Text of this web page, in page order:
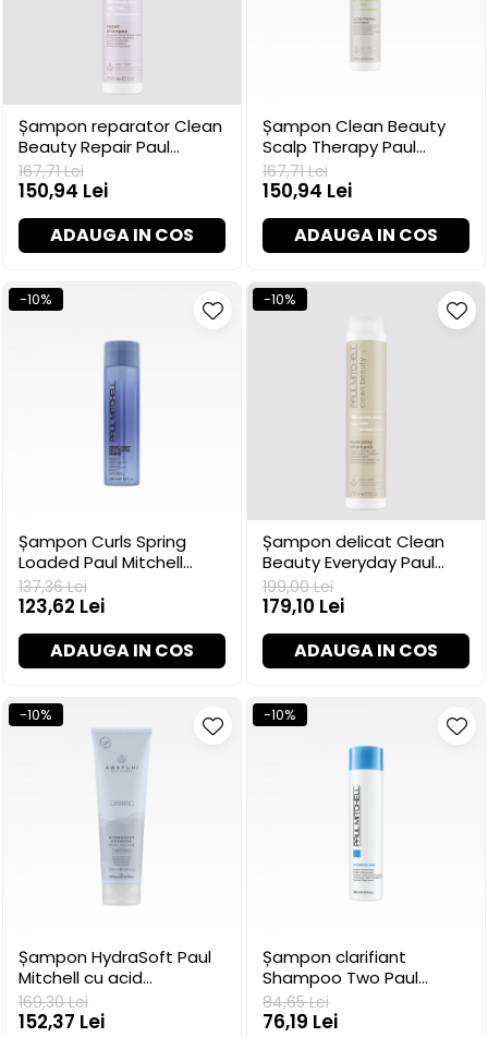
Șampon reparator Clean
Beauty Repair Paul
Mitchell, 250 ml
167,71 Lei
150,94 Lei
ADAUGA IN COS
Șampon Clean Beauty
Scalp Therapy Paul
Mitchell, 250 ml
167,71 Lei
150,94 Lei
ADAUGA IN COS
-10%
Șampon Curls Spring
Loaded Paul Mitchell
pentru bucle, 250 ml
137,36 Lei
123,62 Lei
ADAUGA IN COS
-10%
Șampon delicat Clean
Beauty Everyday Paul
Mitchell, 250 ml
199,00 Lei
179,10 Lei
ADAUGA IN COS
-10%
Șampon HydraSoft Paul
Mitchell cu acid
hialuronic, 250 ml
169,30 Lei
152,37 Lei
-10%
Șampon clarifiant
Shampoo Two Paul
Mitchell, 300 ml
84,65 Lei
76,19 Lei